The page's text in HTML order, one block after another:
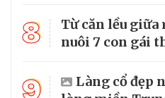
8
Từ căn lều
nuôi 7 con gái
9
Làng cổ đẹp